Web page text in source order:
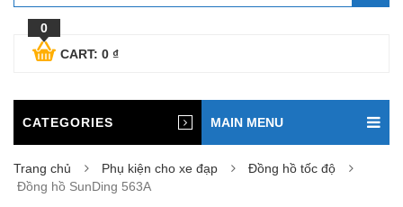
0
CART: 0 ₫
CATEGORIES MAIN MENU
Trang chủ Phụ kiện cho xe đạp
Đồng hồ tốc độ
Đồng hồ SunDing 563A